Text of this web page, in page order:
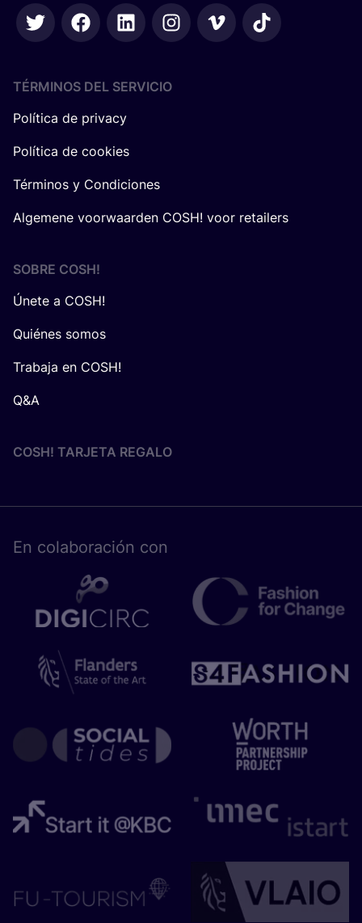
TÉRMINOS DEL SERVICIO
Política de privacy
Política de cookies
Términos y Condiciones
Algemene voorwaarden COSH! voor retailers
SOBRE COSH!
Únete a COSH!
Quiénes somos
Trabaja en COSH!
Q&A
COSH! TARJETA REGALO
En cola­bo­ra­ción con